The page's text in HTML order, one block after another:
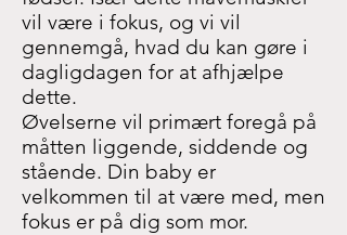
vil være i fokus, og vi vil
gennemgå, hvad du kan gøre i
dagligdagen for at afhjælpe
dette.
Øvelserne vil primært foregå på
måtten liggende, siddende og
stående. Din baby er
velkommen til at være med, men
fokus er på dig som mor.